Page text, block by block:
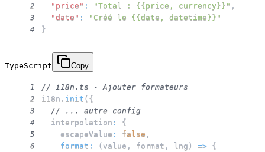
2 "price" : "Total : {{price, currency}}" ,
3 "date" : "Créé le {{date, datetime}}"
4 }
TypeScript Copy
1 // i18n.ts - Ajouter formateurs
2 i18n . init ( {
3 // ... autre config
4
  interpolation
: {
5
    escapeValue
: false ,
6 format : ( value , format , lng ) => {